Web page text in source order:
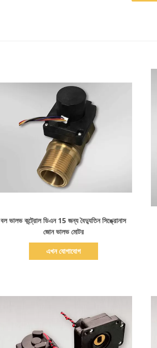
বল ভালভ কন্ট্রোল ডিএন 15 জন্য বৈদ্যুতিন সিঙ্ক্রোনাস
জোন ভালভ মোটর
এখন যোগাযোগ